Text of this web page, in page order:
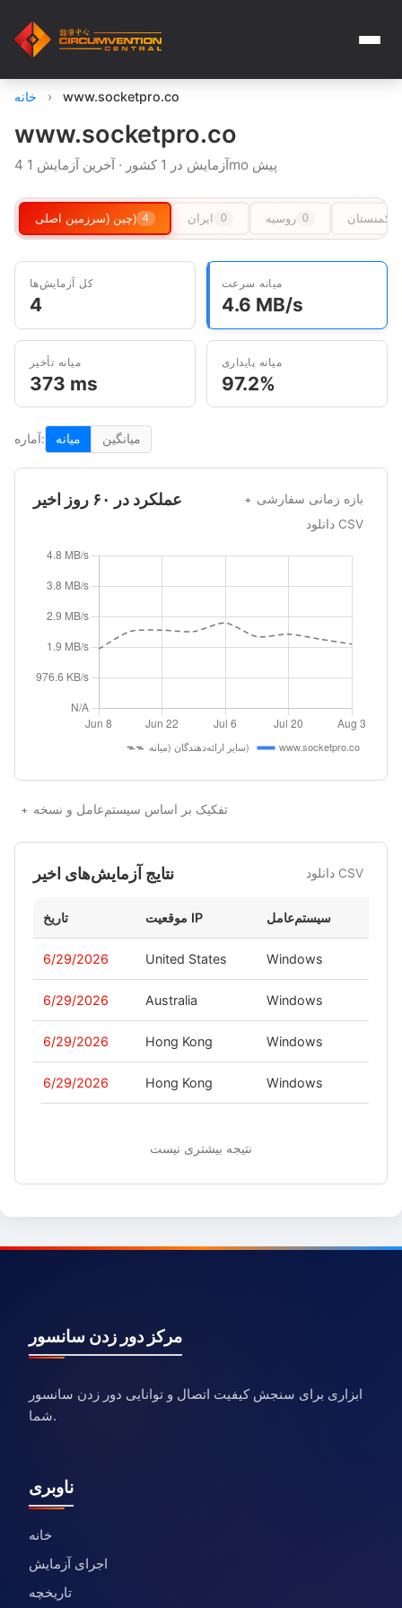
خانه › www.socketpro.co
www.socketpro.co
4 آزمایش در 1 کشور · آخرین آزمایش 1mo پیش
چین (سرزمین اصلی) 4 ایران 0 روسیه 0 ترکمنستان
کل آزمایش‌ها
4
میانه سرعت
4.6 MB/s
میانه تأخیر
373 ms
میانه پایداری
97.2%
آماره: میانه میانگین
عملکرد در ۶۰ روز اخیر
بازه زمانی سفارشی
دانلود CSV
تفکیک بر اساس سیستم‌عامل و نسخه
نتایج آزمایش‌های اخیر دانلود CSV
تاریخ موقعیت IP سیستم‌عامل
6/29/2026 United States Windows
6/29/2026 Australia Windows
6/29/2026 Hong Kong Windows
6/29/2026 Hong Kong Windows
نتیجه بیشتری نیست
مرکز دور زدن سانسور
ابزاری برای سنجش کیفیت اتصال و توانایی دور زدن سانسور
شما.
ناوبری
خانه
اجرای آزمایش
تاریخچه